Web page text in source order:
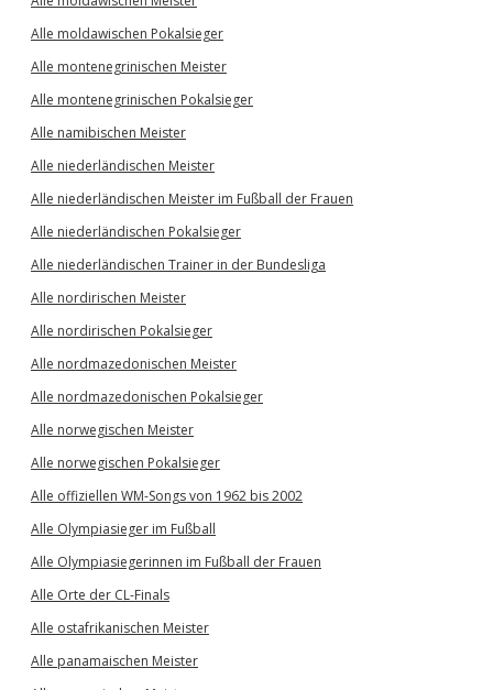
Alle moldawischen Pokalsieger
Alle montenegrinischen Meister
Alle montenegrinischen Pokalsieger
Alle namibischen Meister
Alle niederländischen Meister
Alle niederländischen Meister im Fußball der Frauen
Alle niederländischen Pokalsieger
Alle niederländischen Trainer in der Bundesliga
Alle nordirischen Meister
Alle nordirischen Pokalsieger
Alle nordmazedonischen Meister
Alle nordmazedonischen Pokalsieger
Alle norwegischen Meister
Alle norwegischen Pokalsieger
Alle offiziellen WM-Songs von 1962 bis 2002
Alle Olympiasieger im Fußball
Alle Olympiasiegerinnen im Fußball der Frauen
Alle Orte der CL-Finals
Alle ostafrikanischen Meister
Alle panamaischen Meister